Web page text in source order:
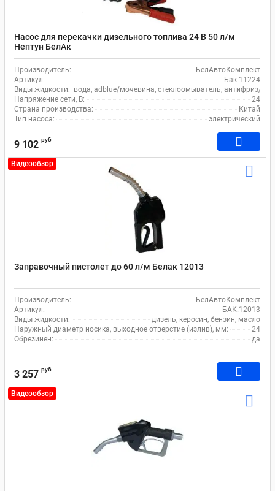
Насос для перекачки дизельного топлива 24 В 50 л/м
Нептун БелАк
Производитель:
БелАвтоКомплект
Артикул:
Бак.11224
Виды жидкости: вода, adblue/мочевина, стеклоомыватель, антифриз/
Напряжение сети, В:
24
Страна производства:
Китай
Тип насоса:
электрический
9 102 руб
Видеообзор
Заправочный пистолет до 60 л/м Белак 12013
Производитель:
БелАвтоКомплект
Артикул:
БАК.12013
Виды жидкости:
дизель, керосин, бензин, масло
Наружный диаметр носика, выходное отверстие (излив), мм:
24
Обрезинен:
да
3 257 руб
Видеообзор